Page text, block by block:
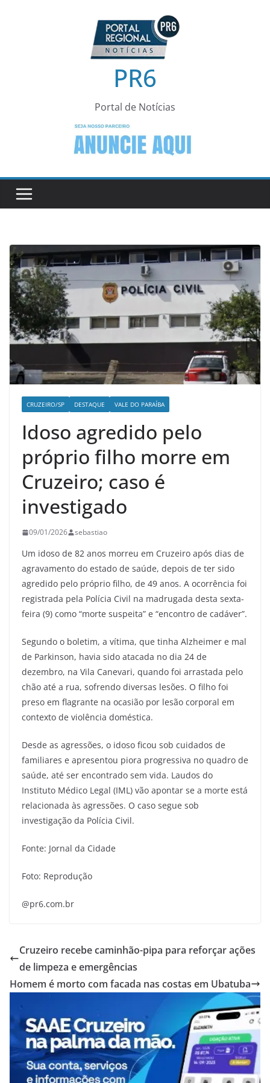
PR6
Portal de Notícias
CRUZEIRO/SP DESTAQUE VALE DO PARAÍBA
Idoso agredido pelo
próprio filho morre em
Cruzeiro; caso é
investigado
09/01/2026 sebastiao
Um idoso de 82 anos morreu em Cruzeiro após dias de
agravamento do estado de saúde, depois de ter sido
agredido pelo próprio filho, de 49 anos. A ocorrência foi
registrada pela Polícia Civil na madrugada desta sexta-
feira (9) como “morte suspeita” e “encontro de cadáver”.
Segundo o boletim, a vítima, que tinha Alzheimer e mal
de Parkinson, havia sido atacada no dia 24 de
dezembro, na Vila Canevari, quando foi arrastada pelo
chão até a rua, sofrendo diversas lesões. O filho foi
preso em flagrante na ocasião por lesão corporal em
contexto de violência doméstica.
Desde as agressões, o idoso ficou sob cuidados de
familiares e apresentou piora progressiva no quadro de
saúde, até ser encontrado sem vida. Laudos do
Instituto Médico Legal (IML) vão apontar se a morte está
relacionada às agressões. O caso segue sob
investigação da Polícia Civil.
Fonte: Jornal da Cidade
Foto: Reprodução
@pr6.com.br
Cruzeiro recebe caminhão-pipa para reforçar ações
de limpeza e emergências
Homem é morto com facada nas costas em Ubatuba